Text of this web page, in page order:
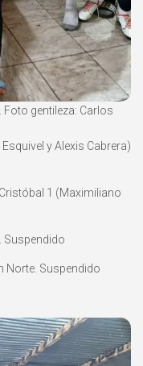
Foto gentileza: Carlos
y Alexis Cabrera)
1 (Maximiliano
Suspendido
Norte. Suspendido